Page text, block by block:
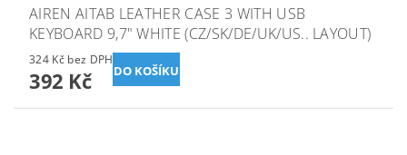
AIREN AITAB LEATHER CASE 3 WITH USB
KEYBOARD 9,7" WHITE (CZ/SK/DE/UK/US.. LAYOUT)
324 Kč bez DPH
392 Kč